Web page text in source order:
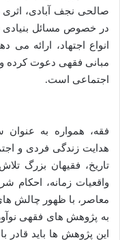
صالحی نجف آبادی، اثری
در خصوص مسائل
انواع اجتهاد، ارائه
مبانی فقهی دعوت کرده
اجتماعی است.
فقه، همواره به
هدایت زندگی فردی و
تاریخ، فقیهان بزرگ
واقعیات زمانه، احکام
معاصر، با ظهور چالش
به پژوهش های فقهی
این پژوهش ها باید